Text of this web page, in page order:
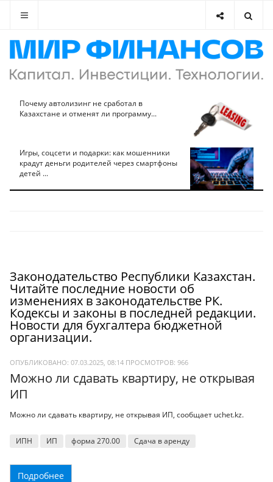
Почему автолизинг не сработал в
Казахстане и отменят ли программу...
Игры, соцсети и подарки: как мошенники
крадут деньги родителей через смартфоны
детей ...
Законодательство Республики Казахстан.
Читайте последние новости об
изменениях в законодательстве РК.
Кодексы и законы в последней редакции.
Новости для бухгалтера бюджетной
организации.
ОПУБЛИКОВАНО: 07.03.2025, 08:14 ПРОСМОТРОВ: 966
Можно ли сдавать квартиру, не открывая
ИП
Можно ли сдавать квартиру, не открывая ИП, сообщает uchet.kz.
ИПН ИП форма 270.00 Сдача в аренду
Подробнее